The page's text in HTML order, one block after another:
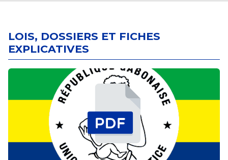
LOIS, DOSSIERS ET FICHES
EXPLICATIVES